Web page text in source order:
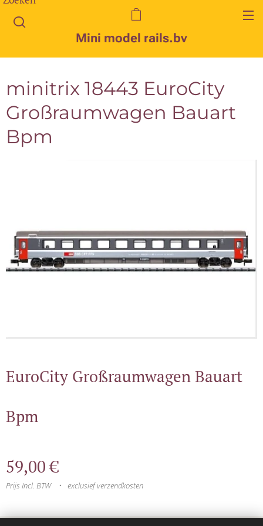
Mini model rails.bv
minitrix 18443 EuroCity
Großraumwagen Bauart
Bpm
EuroCity Großraumwagen Bauart
Bpm
59,00€
Prijs Incl. BTW exclusief verzendkosten